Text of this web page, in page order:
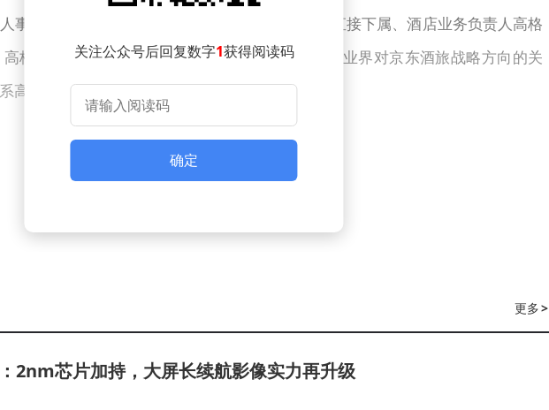
事更迭。原酒旅业务负责人邓军已确认离职，其直接下属、酒店业务负责人高格
格与邓军均有携程任职经历，此次集体出走引发业界对京东酒旅战略方向的关
高管代管，具体调整方案尚未公布。
关注公众号后回复数字1获得阅读码
确定
更多>
2nm芯片加持，大屏长续航影像实力再升级